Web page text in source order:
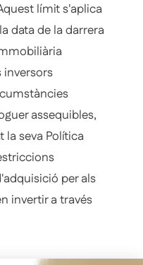
límit s'aplica
data de la darrera
inversors
assequibles,
la seva Política
per als
invertir a través